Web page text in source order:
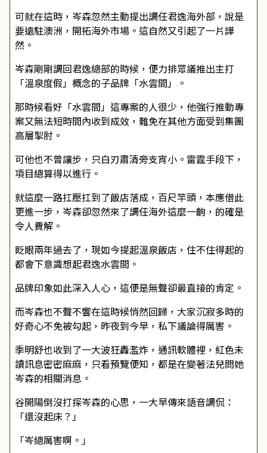
可就在這時，岑森忽然主動提出調任君逸海外部，說是
要遠駐澳洲，開拓海外市場。這自然又引起了一片譁
然。
岑森剛剛調回君逸總部的時候，便力排眾議推出主打
「溫泉度假」概念的子品牌「水雲間」。
那時候看好「水雲間」這專案的人很少，他強行推動專
案又無法短時間內收到成效，難免在其他方面受到集團
高層掣肘。
可他也不曾讓步，只白刃肅清旁支宵小。雷霆手段下，
項目總算得以進行。
就這麼一路扛壓扛到了飯店落成，百尺竿頭，本應借此
更進一步，岑森卻忽然來了調任海外這麼一齣，的確是
令人費解。
眨眼兩年過去了，現如今提起溫泉飯店，住不住得起的
都會下意識想起君逸水雲間。
品牌印象如此深入人心，這便是無聲卻最直接的肯定。
而岑森也不聲不響在這時候悄然回歸，大家沉寂多時的
好奇心不免被勾起，昨夜到今早，私下議論得厲害。
季明舒也收到了一大波狂轟濫炸，通訊軟體裡，紅色未
讀訊息密密麻麻，只看預覽便知，都是在變著法兒問她
岑森的相關消息。
谷開陽倒沒打探岑森的心思，一大早傳來語音調侃：
「還沒起床？」
「岑總厲害啊。」